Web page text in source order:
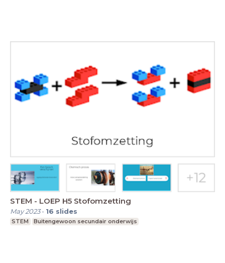
STEM - LOEP H5 Stofomzetting
May 2023- 16 slides
STEM Buitengewoon secundair onderwijs